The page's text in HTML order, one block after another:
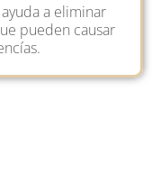
a eliminar
pueden causar